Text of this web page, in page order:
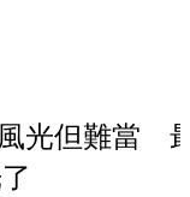
光但難當